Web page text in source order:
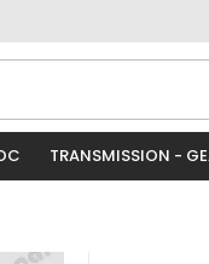
TRANSMISSION -